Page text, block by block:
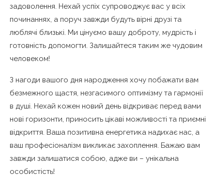
задоволення. Нехай успіх супроводжує вас у всіх
починаннях, а поруч завжди будуть вірні друзі та
люблячі близькі. Ми цінуємо вашу доброту, мудрість і
готовність допомогти. Залишайтеся таким же чудовим
человеком!
З нагоди вашого дня народження хочу побажати вам
безмежного щастя, незгасимого оптимізму та гармонії
в душі. Нехай кожен новий день відкриває перед вами
нові горизонти, приносить цікаві можливості та приємні
відкриття. Ваша позитивна енергетика надихає нас, а
ваш професіоналізм викликає захоплення. Бажаю вам
завжди залишатися собою, адже ви – унікальна
особистість!